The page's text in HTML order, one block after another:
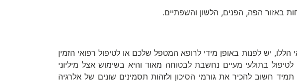
באזור הפה, הפנים, הלשון והשפתיים.
יש לפנות באופן מידי לרופא המטפל שלכם או לטיפול רפואי הזמין
בתולעי מעיים נחשבת לבטוחה מאוד והיא בשימוש אצל מיליוני
חשוב להכיר את גורמי הסיכון ולזהות תסמינים שונים של אלרגיה